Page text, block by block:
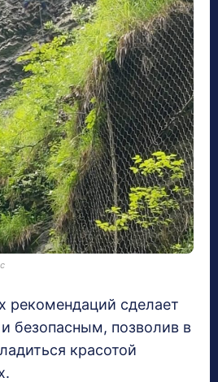
рекомендаций сделает
безопасным, позволив в
красотой